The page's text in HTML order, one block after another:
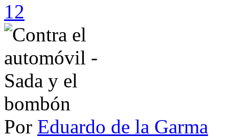
12
Por Eduardo de la Garma